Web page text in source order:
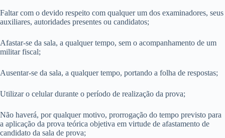
Faltar com o devido respeito com qualquer um dos examinadores, seus
auxiliares, autoridades presentes ou candidatos;
Afastar-se da sala, a qualquer tempo, sem o acompanhamento de um
militar fiscal;
Ausentar-se da sala, a qualquer tempo, portando a folha de respostas;
Utilizar o celular durante o período de realização da prova;
Não haverá, por qualquer motivo, prorrogação do tempo previsto para
a aplicação da prova teórica objetiva em virtude de afastamento de
candidato da sala de prova;